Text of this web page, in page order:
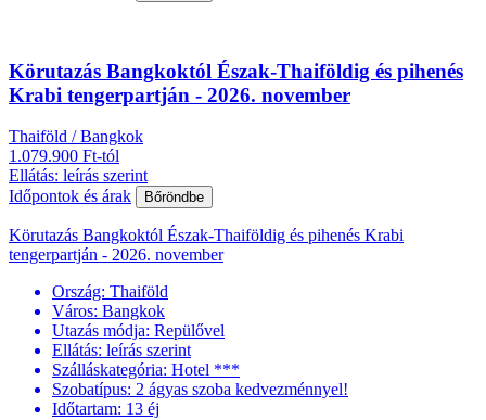
Körutazás Bangkoktól Észak-Thaiföldig és pihenés
Krabi tengerpartján - 2026. november
Thaiföld / Bangkok
1.079.900 Ft-tól
Ellátás: leírás szerint
Időpontok és árak
Bőröndbe
Körutazás Bangkoktól Észak-Thaiföldig és pihenés Krabi
tengerpartján - 2026. november
Ország: Thaiföld
Város: Bangkok
Utazás módja: Repülővel
Ellátás: leírás szerint
Szálláskategória: Hotel ***
Szobatípus: 2 ágyas szoba kedvezménnyel!
Időtartam: 13 éj